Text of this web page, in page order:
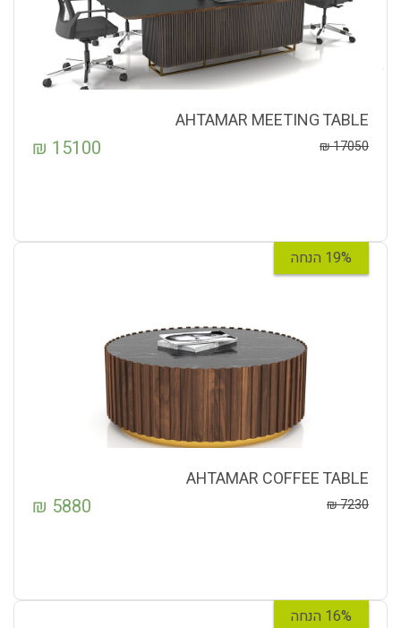
AHTAMAR MEETING TABLE
17050
₪
15100
₪
19% הנחה
AHTAMAR COFFEE TABLE
7230
₪
5880
₪
16% הנחה